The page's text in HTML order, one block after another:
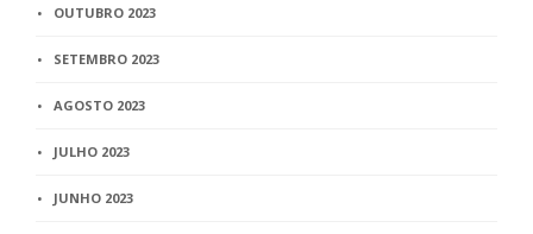
OUTUBRO 2023
SETEMBRO 2023
AGOSTO 2023
JULHO 2023
JUNHO 2023